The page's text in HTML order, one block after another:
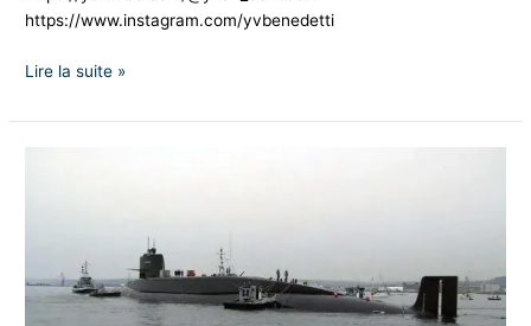
https://www.instagram.com/yvbenedetti
Lire la suite »
européenne
?